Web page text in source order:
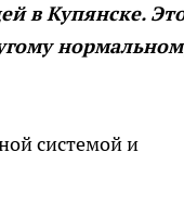
в Купянске.
системой и